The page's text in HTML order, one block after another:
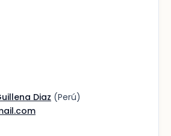
Diaz (Perú)